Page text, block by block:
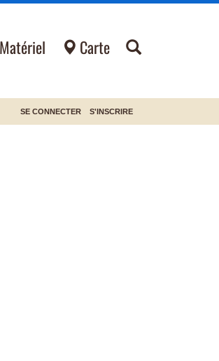
Matériel Carte
SE CONNECTER S'INSCRIRE